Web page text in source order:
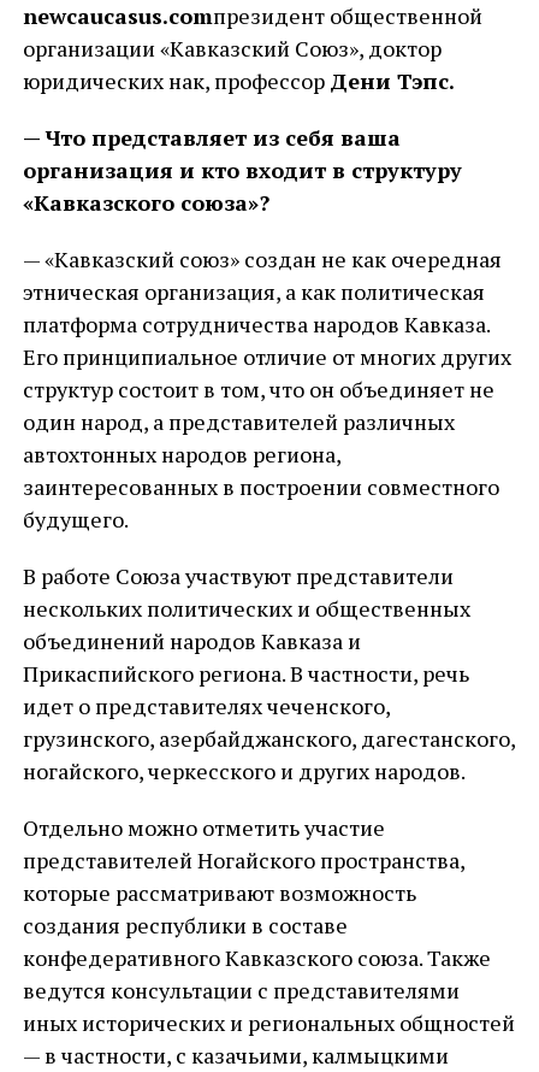
newcaucasus.comпрезидент общественной
организации «Кавказский Союз», доктор
юридических нак, профессор Дени Тэпс.
— Что представляет из себя ваша
организация и кто входит в структуру
«Кавказского союза»?
— «Кавказский союз» создан не как очередная
этническая организация, а как политическая
платформа сотрудничества народов Кавказа.
Его принципиальное отличие от многих других
структур состоит в том, что он объединяет не
один народ, а представителей различных
автохтонных народов региона,
заинтересованных в построении совместного
будущего.
В работе Союза участвуют представители
нескольких политических и общественных
объединений народов Кавказа и
Прикаспийского региона. В частности, речь
идет о представителях чеченского,
грузинского, азербайджанского, дагестанского,
ногайского, черкесского и других народов.
Отдельно можно отметить участие
представителей Ногайского пространства,
которые рассматривают возможность
создания республики в составе
конфедеративного Кавказского союза. Также
ведутся консультации с представителями
иных исторических и региональных общностей
— в частности, с казачьими, калмыцкими